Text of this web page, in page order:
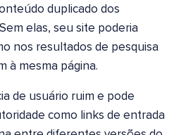
duplicado dos
elas, seu site poderia
nos resultados de pesquisa
à mesma página.
de usuário ruim e pode
como links de entrada